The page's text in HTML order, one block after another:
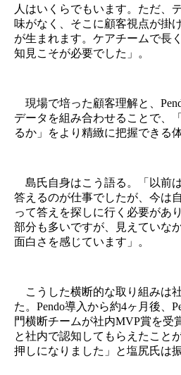
人はいくらでもいます。ただ、
味がなく、そこに顧客視点が掛
が生まれます。ケアチームで長
知見こそが必要でした」。
現場で培った顧客理解と、
データを組み合わせることで、
るか」をより精緻に把握できる
島氏自身はこう語る。「以前
答えるのが仕事でしたが、今は
って答えを探しに行く必要があ
部分も多いですが、見えていな
面白さを感じています」。
こうした横断的な取り組みは
た。Pendo導入から約4ヶ月後、
門横断チームが社内MVP賞を受
と社内で認知してもらえたこと
押しになりました」と塩尻氏は